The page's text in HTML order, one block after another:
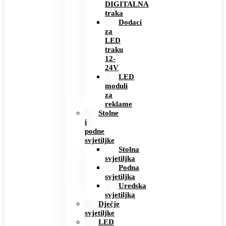
DIGITALNA
traka
Dodaci
za
LED
traku
12-
24V
LED
moduli
za
reklame
Stolne
i
podne
svjetiljke
Stolna
svjetiljka
Podna
svjetiljka
Uredska
svjetiljka
Dječje
svjetiljke
LED